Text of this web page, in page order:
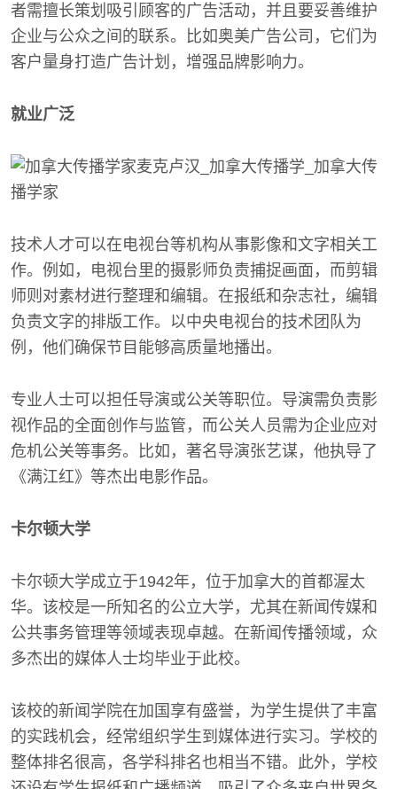
者需擅长策划吸引顾客的广告活动，并且要妥善维护
企业与公众之间的联系。比如奥美广告公司，它们为
客户量身打造广告计划，增强品牌影响力。
就业广泛
技术人才可以在电视台等机构从事影像和文字相关工
作。例如，电视台里的摄影师负责捕捉画面，而剪辑
师则对素材进行整理和编辑。在报纸和杂志社，编辑
负责文字的排版工作。以中央电视台的技术团队为
例，他们确保节目能够高质量地播出。
专业人士可以担任导演或公关等职位。导演需负责影
视作品的全面创作与监管，而公关人员需为企业应对
危机公关等事务。比如，著名导演张艺谋，他执导了
《满江红》等杰出电影作品。
卡尔顿大学
卡尔顿大学成立于1942年，位于加拿大的首都渥太
华。该校是一所知名的公立大学，尤其在新闻传媒和
公共事务管理等领域表现卓越。在新闻传播领域，众
多杰出的媒体人士均毕业于此校。
该校的新闻学院在加国享有盛誉，为学生提供了丰富
的实践机会，经常组织学生到媒体进行实习。学校的
整体排名很高，各学科排名也相当不错。此外，学校